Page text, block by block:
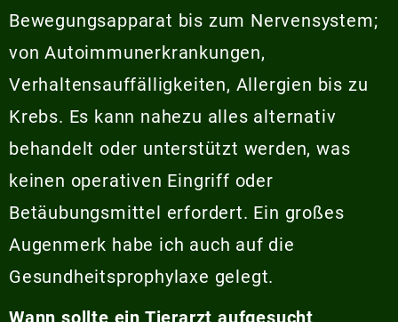
Bewegungsapparat bis zum Nervensystem;
von Autoimmunerkrankungen,
Verhaltensauffälligkeiten, Allergien bis zu
Krebs. Es kann nahezu alles alternativ
behandelt oder unterstützt werden, was
keinen operativen Eingriff oder
Betäubungsmittel erfordert. Ein großes
Augenmerk habe ich auch auf die
Gesundheitsprophylaxe gelegt.
Wann sollte ein Tierarzt aufgesucht